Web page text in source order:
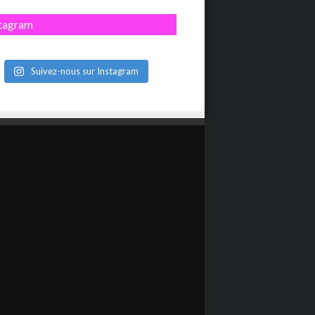
Suivez-nous sur Instagram